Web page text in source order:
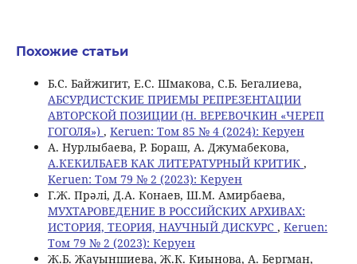
Похожие статьи
Б.С. Байжигит, Е.С. Шмакова, С.Б. Бегалиева,
АБСУРДИСТСКИЕ ПРИЕМЫ РЕПРЕЗЕНТАЦИИ
АВТОРСКОЙ ПОЗИЦИИ (Н. ВЕРЕВОЧКИН «ЧЕРЕП
ГОГОЛЯ») , Keruen: Том 85 № 4 (2024): Керуен
A. Нурлыбаева, Р. Бораш, А. Джумабекова,
А.КЕКИЛБАЕВ КАК ЛИТЕРАТУРНЫЙ КРИТИК ,
Keruen: Том 79 № 2 (2023): Керуен
Г.Ж. Прәлі, Д.А. Конаев, Ш.М. Амирбаева,
МУХТАРОВЕДЕНИЕ В РОССИЙСКИХ АРХИВАХ:
ИСТОРИЯ, ТЕОРИЯ, НАУЧНЫЙ ДИСКУРС , Keruen:
Том 79 № 2 (2023): Керуен
Ж.Б. Жауыншиева, Ж.К. Киынова, A. Бергман,